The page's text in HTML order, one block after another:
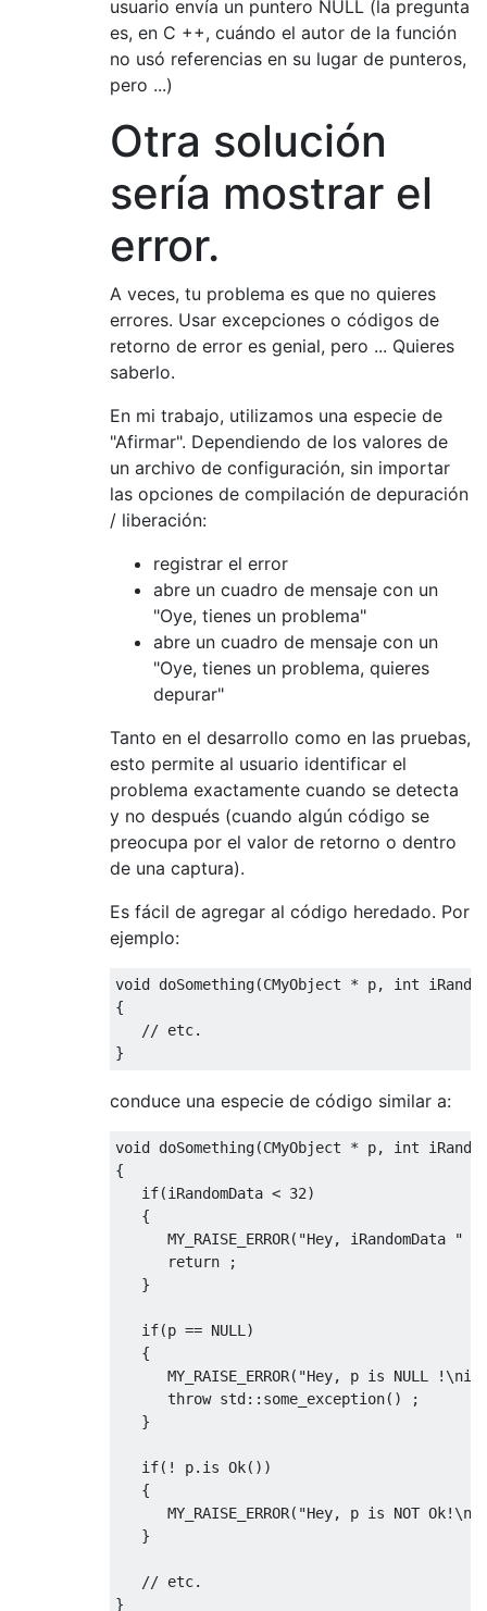
usuario envía un puntero NULL (la pregunta
es, en C ++, cuándo el autor de la función
no usó referencias en su lugar de punteros,
pero ...)
Otra solución
sería mostrar el
error.
A veces, tu problema es que no quieres
errores. Usar excepciones o códigos de
retorno de error es genial, pero ... Quieres
saberlo.
En mi trabajo, utilizamos una especie de
"Afirmar". Dependiendo de los valores de
un archivo de configuración, sin importar
las opciones de compilación de depuración
/ liberación:
registrar el error
abre un cuadro de mensaje con un
"Oye, tienes un problema"
abre un cuadro de mensaje con un
"Oye, tienes un problema, quieres
depurar"
Tanto en el desarrollo como en las pruebas,
esto permite al usuario identificar el
problema exactamente cuando se detecta
y no después (cuando algún código se
preocupa por el valor de retorno o dentro
de una captura).
Es fácil de agregar al código heredado. Por
ejemplo:
void doSomething(CMyObject * p, int
{
   // etc.
conduce una especie de código similar a:
void doSomething(CMyObject * p, int
{
   if(iRandomData < 32)
   {
MY_RAISE_ERROR("Hey, iRandomData "
      return ;
   }
   if(p == NULL)
   {
MY_RAISE_ERROR("Hey, p is NULL
      throw std::some_exception() ;
   }
   if(! p.is Ok())
   {
MY_RAISE_ERROR("Hey, p is NOT
   }
   // etc.